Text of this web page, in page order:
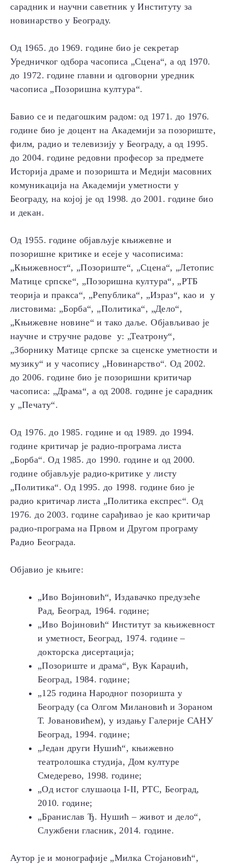
сарадник и научни саветник у Институту за
новинарство у Београду.
Од 1965. до 1969. године био је секретар
Уредничког одбора часописа „Сцена“, а од 1970.
до 1972. године главни и одговорни уредник
часописа „Позоришна култура“.
Бавио се и педагошким радом: од 1971. до 1976.
године био је доцент на Академији за позориште,
филм, радио и телевизију у Београду, а од 1995.
до 2004. године редовни професор за предмете
Историја драме и позоришта и Медији масовних
комуникација на Академији уметности у
Београду, на којој је од 1998. до 2001. године био
и декан.
Од 1955. године објављује књижевне и
позоришне критике и есеје у часописима:
„Књижевност“, „Позориште“, „Сцена“, „Летопис
Матице српске“, „Позоришна култура“, „РТБ
теорија и пракса“, „Република“, „Израз“, као и у
листовима: „Борба“, „Политика“, „Дело“,
„Књижевне новине“ и тако даље. Објављивао је
научне и стручне радове у: „Театрону“,
„Зборнику Матице српске за сценске уметности и
музику“ и у часопису „Новинарство“. Од 2002.
до 2006. године био је позоришни критичар
часописа: „Драма“, а од 2008. године је сарадник
у „Печату“.
Од 1976. до 1985. године и од 1989. до 1994.
године критичар је радио-програма листа
„Борба“. Од 1985. до 1990. године и од 2000.
године објављује радио-критике у листу
„Политика“. Од 1995. до 1998. године био је
радио критичар листа „Политика експрес“. Од
1976. до 2003. године сарађивао је као критичар
радио-програма на Првом и Другом програму
Радио Београда.
Објавио је књиге:
„Иво Војиновић“, Издавачко предузеће
Рад, Београд, 1964. године;
„Иво Војиновић“ Институт за књижевност
и уметност, Београд, 1974. године –
докторска дисертација;
„Позориште и драма“, Вук Караџић,
Београд, 1984. године;
„125 година Народног позоришта у
Београду (са Олгом Милановић и Зораном
Т. Јовановићем), у издању Галерије САНУ
Београд, 1994. године;
„Један други Нушић“, књижевно
театролошка студија, Дом културе
Смедерево, 1998. године;
„Од истог слушаоца I-II, РТC, Београд,
2010. године;
„Бранислав Ђ. Нушић – живот и дело“,
Службени гласник, 2014. године.
Аутор је и монографије „Милка Стојановић“,